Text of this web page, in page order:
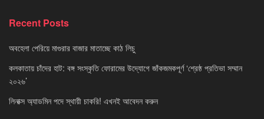
Recent Posts
অবহেলা পেরিয়ে মাগুরার বাজার মাতাচ্ছে কাঠ লিচু
কলকাতায় চাঁদের হাট: বঙ্গ সংস্কৃতি ফোরামের উদ্যোগে জাঁকজমকপূর্ণ ‘শ্রেষ্ঠ প্রতিভা সম্মান
২০২৬’
লিনাক্স অ্যাডমিন পদে স্থায়ী চাকরি! এখনই আবেদন করুন